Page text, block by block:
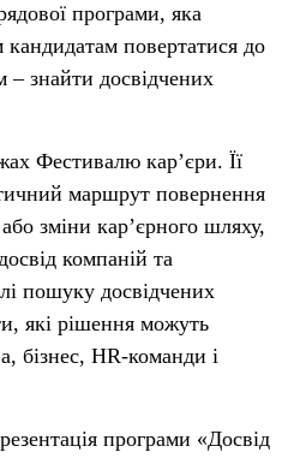
програми, яка
кандидатам повертатися до
– знайти досвідчених
Фестивалю кар’єри. Її
маршрут повернення
зміни кар’єрного шляху,
компаній та
пошуку досвідчених
які рішення можуть
бізнес, HR-команди і
програми «Досвід